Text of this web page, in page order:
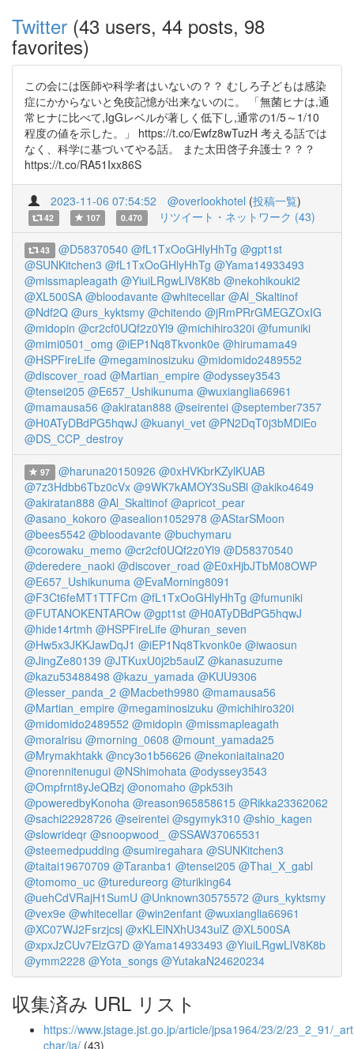
Twitter (43 users, 44 posts, 98
favorites)
この会には医師や科学者はいないの？？ むしろ子どもは感染
症にかからないと免疫記憶が出来ないのに。 「無菌ヒナは,通
常ヒナに比べて,IgGレベルが著しく低下し,通常の1/5～1/10
程度の値を示した。」 https://t.co/Ewfz8wTuzH 考える話では
なく、科学に基づいてやる話。 また太田啓子弁護士？？？
https://t.co/RA51Ixx86S
2023-11-06 07:54:52 @overlookhotel (投稿一覧)
42 107 0.470 リツイート・ネットワーク (43)
43 @D58370540 @fL1TxOoGHlyHhTg @gpt1st
@SUNKitchen3 @fL1TxOoGHlyHhTg @Yama14933493
@missmapleagath @YiuiLRgwLlV8K8b @nekohikouki2
@XL500SA @bloodavante @whitecellar @Al_Skaltinof
@Ndf2Q @urs_kyktsmy @chitendo @jRmPRrGMEGZOxIG
@midopin @cr2cf0UQf2z0Yl9 @michihiro320i @fumuniki
@mimi0501_omg @iEP1Nq8Tkvonk0e @hirumama49
@HSPFireLife @megaminosizuku @midomido2489552
@discover_road @Martian_empire @odyssey3543
@tensei205 @E657_Ushikunuma @wuxianglia66961
@mamausa56 @akiratan888 @seirentei @september7357
@H0ATyDBdPG5hqwJ @kuanyi_vet @PN2DqT0j3bMDlEo
@DS_CCP_destroy
97 @haruna20150926 @0xHVKbrKZylKUAB
@7z3Hdbb6Tbz0cVx @9WK7kAMOY3SuSBl @akiko4649
@akiratan888 @Al_Skaltinof @apricot_pear
@asano_kokoro @asealion1052978 @AStarSMoon
@bees5542 @bloodavante @buchymaru
@corowaku_memo @cr2cf0UQf2z0Yl9 @D58370540
@deredere_naoki @discover_road @E0xHjbJTbM08OWP
@E657_Ushikunuma @EvaMorning8091
@F3Ct6feMT1TTFCm @fL1TxOoGHlyHhTg @fumuniki
@FUTANOKENTAROw @gpt1st @H0ATyDBdPG5hqwJ
@hide14rtmh @HSPFireLife @huran_seven
@Hw5x3JKKJawDqJ1 @iEP1Nq8Tkvonk0e @iwaosun
@JingZe80139 @JTKuxU0j2b5aulZ @kanasuzume
@kazu53488498 @kazu_yamada @KUU9306
@lesser_panda_2 @Macbeth9980 @mamausa56
@Martian_empire @megaminosizuku @michihiro320i
@midomido2489552 @midopin @missmapleagath
@moralrisu @morning_0608 @mount_yamada25
@Mrymakhtakk @ncy3o1b56626 @nekoniaitaina20
@norennitenugui @NShimohata @odyssey3543
@Ompfrnt8yJeQBzj @onomaho @pk53ih
@poweredbyKonoha @reason965858615 @Rikka23362062
@sachi22928726 @seirentei @sgymyk310 @shio_kagen
@slowrideqr @snoopwood_
@SSAW37065531
@steemedpudding @sumiregahara @SUNKitchen3
@taitai19670709 @Taranba1 @tensei205 @Thai_X_gabl
@tomomo_uc @turedureorg @turiking64
@uehCdVRajH1SumU @Unknown30575572 @urs_kyktsmy
@vex9e @whitecellar @win2enfant @wuxianglia66961
@XC07WJ2Fsrzjcsj @xKLElNXhU343ulZ @XL500SA
@xpxJzCUv7ElzG7D @Yama14933493 @YiuiLRgwLlV8K8b
@ymm2228 @Yota_songs @YutakaN24620234
収集済み URL リスト
https://www.jstage.jst.go.jp/article/jpsa1964/23/2/23_2_91/
char/ja/ (43)